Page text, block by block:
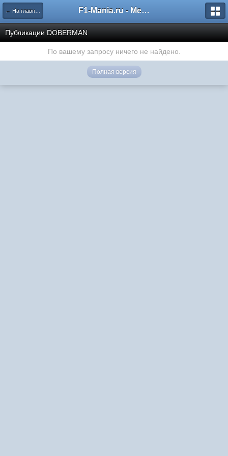
← На главную F1-Mania.ru - Международный чемпионат по симрейсингу
Публикации DOBERMAN
По вашему запросу ничего не найдено.
Полная версия